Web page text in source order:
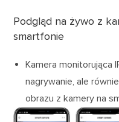
Podgląd na żywo z
smartfonie
Kamera monitorująca
nagrywanie, ale
obrazu z kamery na